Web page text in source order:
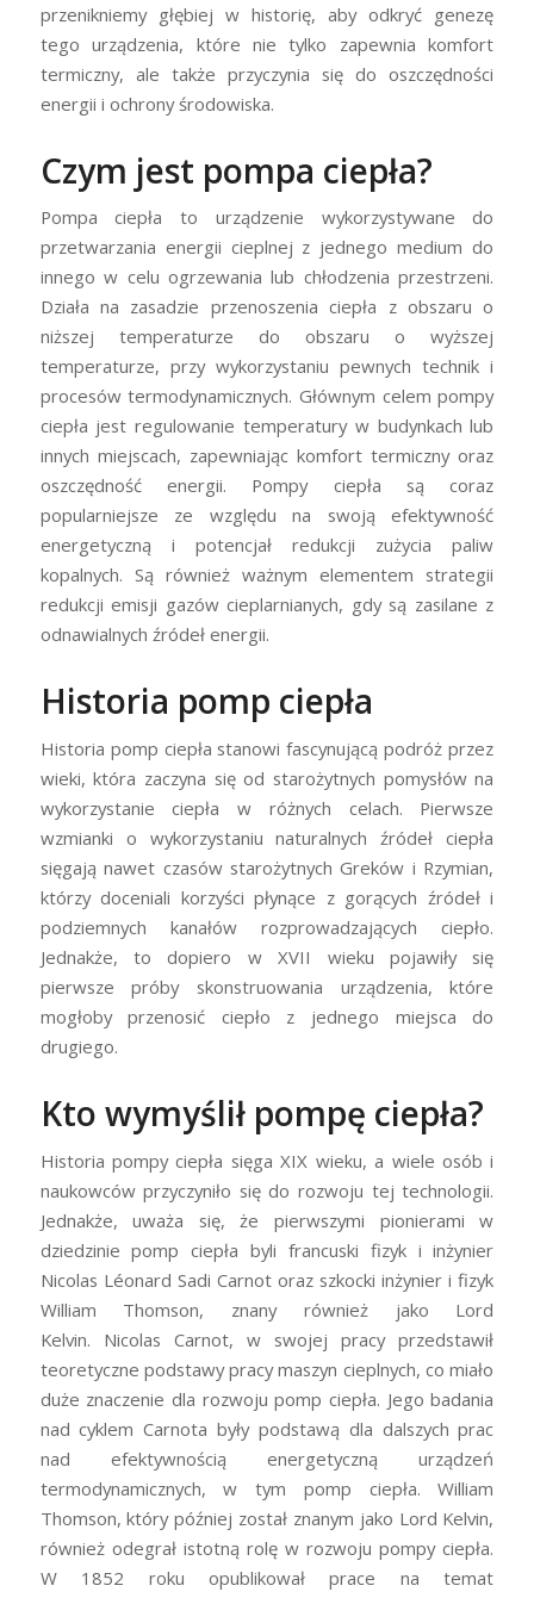
przenikniemy głębiej w historię, aby odkryć genezę
tego urządzenia, które nie tylko zapewnia komfort
termiczny, ale także przyczynia się do oszczędności
energii i ochrony środowiska.
Czym jest pompa ciepła?
Pompa ciepła to urządzenie wykorzystywane do
przetwarzania energii cieplnej z jednego medium do
innego w celu ogrzewania lub chłodzenia przestrzeni.
Działa na zasadzie przenoszenia ciepła z obszaru o
niższej temperaturze do obszaru o wyższej
temperaturze, przy wykorzystaniu pewnych technik i
procesów termodynamicznych. Głównym celem pompy
ciepła jest regulowanie temperatury w budynkach lub
innych miejscach, zapewniając komfort termiczny oraz
oszczędność energii. Pompy ciepła są coraz
popularniejsze ze względu na swoją efektywność
energetyczną i potencjał redukcji zużycia paliw
kopalnych. Są również ważnym elementem strategii
redukcji emisji gazów cieplarnianych, gdy są zasilane z
odnawialnych źródeł energii.
Historia pomp ciepła
Historia pomp ciepła stanowi fascynującą podróż przez
wieki, która zaczyna się od starożytnych pomysłów na
wykorzystanie ciepła w różnych celach. Pierwsze
wzmianki o wykorzystaniu naturalnych źródeł ciepła
sięgają nawet czasów starożytnych Greków i Rzymian,
którzy doceniali korzyści płynące z gorących źródeł i
podziemnych kanałów rozprowadzających ciepło.
Jednakże, to dopiero w XVII wieku pojawiły się
pierwsze próby skonstruowania urządzenia, które
mogłoby przenosić ciepło z jednego miejsca do
drugiego.
Kto wymyślił pompę ciepła?
Historia pompy ciepła sięga XIX wieku, a wiele osób i
naukowców przyczyniło się do rozwoju tej technologii.
Jednakże, uważa się, że pierwszymi pionierami w
dziedzinie pomp ciepła byli francuski fizyk i inżynier
Nicolas Léonard Sadi Carnot oraz szkocki inżynier i fizyk
William Thomson, znany również jako Lord
Kelvin. Nicolas Carnot, w swojej pracy przedstawił
teoretyczne podstawy pracy maszyn cieplnych, co miało
duże znaczenie dla rozwoju pomp ciepła. Jego badania
nad cyklem Carnota były podstawą dla dalszych prac
nad efektywnością energetyczną urządzeń
termodynamicznych, w tym pomp ciepła. William
Thomson, który później został znanym jako Lord Kelvin,
również odegrał istotną rolę w rozwoju pompy ciepła.
W 1852 roku opublikował prace na temat